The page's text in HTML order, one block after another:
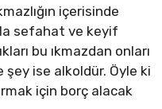
içerisinde
sefahat ve keyif
bu ıkmazdan onları
ise alkoldür. Öyle ki
için borç alacak